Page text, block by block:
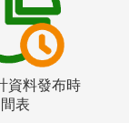
資料發布時
間表